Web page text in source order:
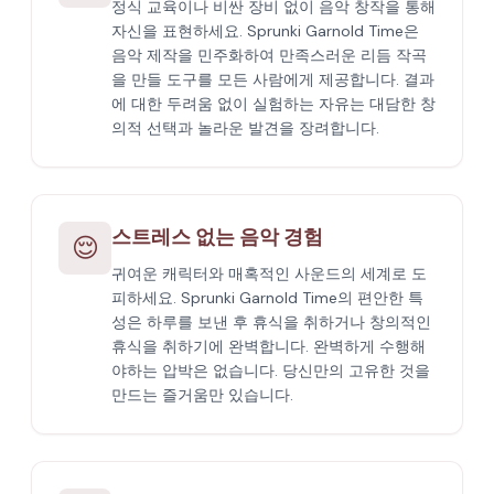
정식 교육이나 비싼 장비 없이 음악 창작을 통해
자신을 표현하세요. Sprunki Garnold Time은
음악 제작을 민주화하여 만족스러운 리듬 작곡
을 만들 도구를 모든 사람에게 제공합니다. 결과
에 대한 두려움 없이 실험하는 자유는 대담한 창
의적 선택과 놀라운 발견을 장려합니다.
😌 스트레스 없는 음악 경험
귀여운 캐릭터와 매혹적인 사운드의 세계로 도
피하세요. Sprunki Garnold Time의 편안한 특
성은 하루를 보낸 후 휴식을 취하거나 창의적인
휴식을 취하기에 완벽합니다. 완벽하게 수행해
야하는 압박은 없습니다. 당신만의 고유한 것을
만드는 즐거움만 있습니다.